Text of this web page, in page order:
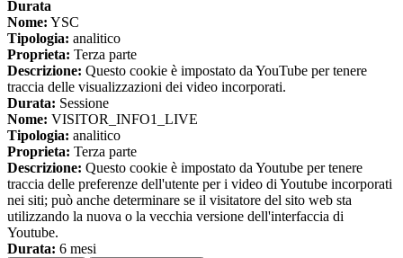
Durata
Nome: YSC
Tipologia: analitico
Proprieta: Terza parte
Descrizione: Questo cookie è impostato da YouTube per tenere
traccia delle visualizzazioni dei video incorporati.
Durata: Sessione
Nome: VISITOR_INFO1_LIVE
Tipologia: analitico
Proprieta: Terza parte
Descrizione: Questo cookie è impostato da Youtube per tenere
traccia delle preferenze dell'utente per i video di Youtube incorporati
nei siti; può anche determinare se il visitatore del sito web sta
utilizzando la nuova o la vecchia versione dell'interfaccia di
Youtube.
Durata: 6 mesi